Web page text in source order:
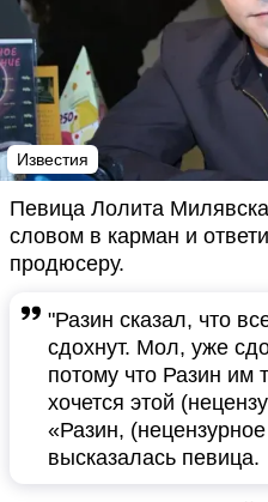
Известия
Певица Лолита
словом в карман и
продюсеру.
"Разин сказал, что
сдохнут. Мол, уже
потому что Разин им
хочется этой
«Разин,
высказалась певица.